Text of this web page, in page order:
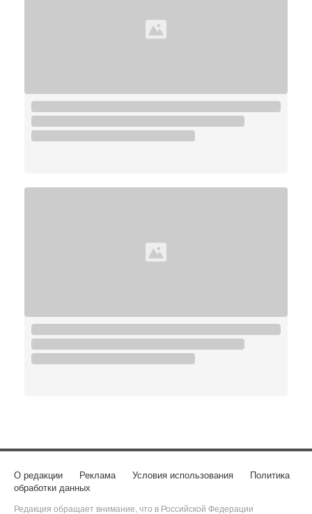
О редакции Реклама Условия использования
Политика
обработки данных
Редакция обращает внимание, что в Российской Федерации